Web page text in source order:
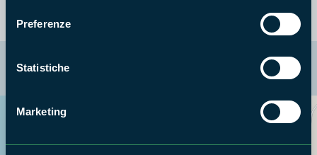
Preferenze
Statistiche
Marketing
La mappa di Parchilazio.it